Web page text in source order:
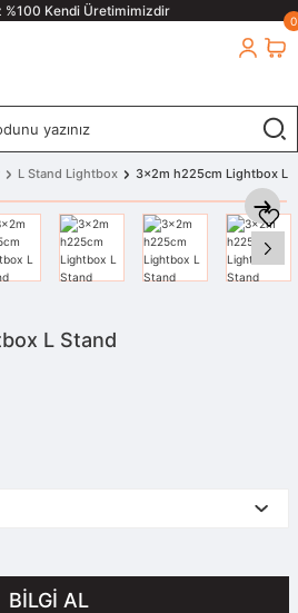
%100 Kendi Üretimimizdir
0
L Stand Lightbox 3x2m h225cm Lightbox L
L Stand
BİLGİ AL